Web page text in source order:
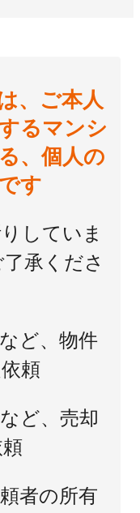
、ご本人
るマンシ
、個人の
す
していま
承くださ
ど、物件
頼
ど、売却
者の所有